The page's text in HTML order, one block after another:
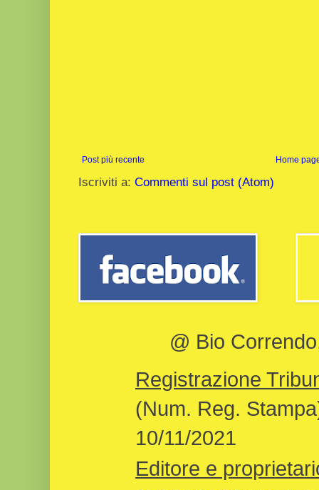
Post più recente Home
Iscriviti a: Commenti sul post (Atom)
@ Bio
Registrazione
(Num. Reg.
10/11/2021
Editore e